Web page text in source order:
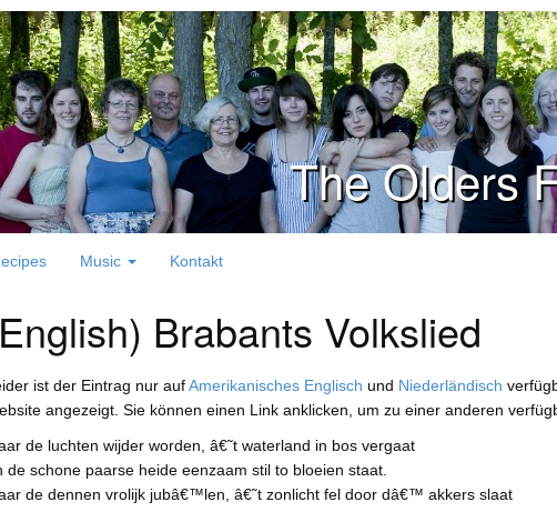
The Olders
Music Kontakt
Brabants Volkslied
ist der Eintrag nur aufAmerikanisches Englisch und Niederländisch
angezeigt. Sie können einen Link anklicken, um zu einer anderen
de luchten wijder worden, â€˜t waterland in bos vergaat
de schone paarse heide eenzaam stil to bloeien staat.
de dennen vrolijk jubâ€™len, â€˜t zonlicht fel door dâ€™ akkers slaat